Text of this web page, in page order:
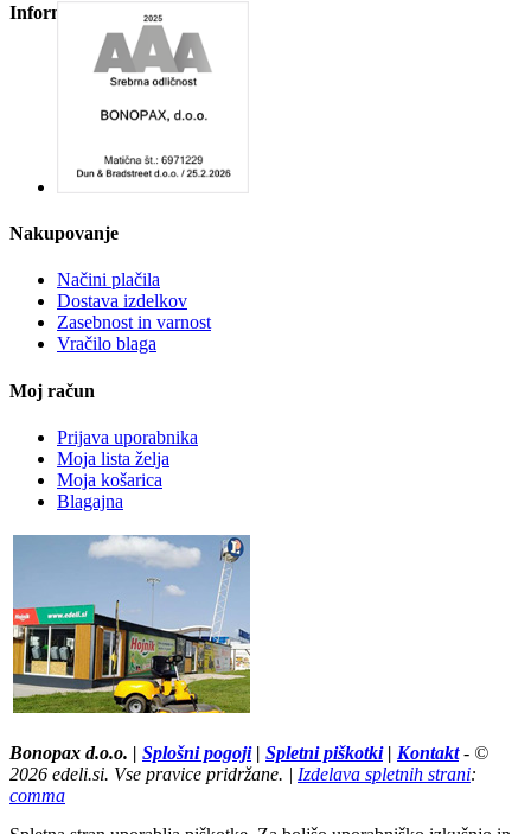
Informacije
Nakupovanje
Načini plačila
Dostava izdelkov
Zasebnost in varnost
Vračilo blaga
Moj račun
Prijava uporabnika
Moja lista želja
Moja košarica
Blagajna
Bonopax d.o.o. | Splošni pogoji| Spletni piškotki| Kontakt- ©
2026 edeli.si. Vse pravice pridržane. | Izdelava spletnih strani:
comma